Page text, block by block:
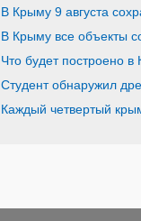
В Крыму 9 августа
В Крыму все объекты
Что будет построено
Студент обнаружил
Каждый четвертый